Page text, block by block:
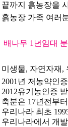
끝까지 흙농장을
흙농장 가족 여러
배나무 1 년임대
미생물, 자연자재 ,
2001 년 저농약인증
2012유기농인증
축분은 17년전부
우리나라 최초
우리나라에서 개